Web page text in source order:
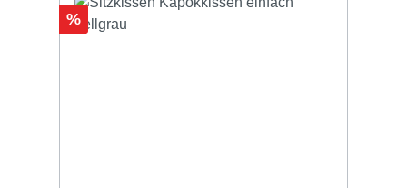
Rabatt
%